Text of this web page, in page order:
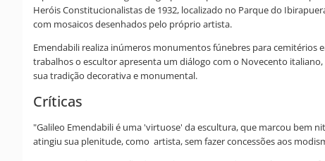
Heróis Constitucionalistas de 1932, localizado no Parque do
com mosaicos desenhados pelo próprio artista.
Emendabili realiza inúmeros monumentos fúnebres para cemitérios
trabalhos o escultor apresenta um diálogo com o Novecento
sua tradição decorativa e monumental.
Críticas
"Galileo Emendabili é uma 'virtuose' da escultura, que marcou bem
atingiu sua plenitude, como artista, sem fazer concessões aos